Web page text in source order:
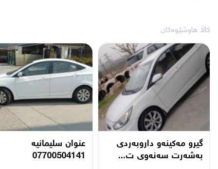
کاڵا هاوشێوەکان
گیرو مەکینەو داروبەردی
بەشەرت سەنەوی ت...
عنوان سليمانيه
07700504141